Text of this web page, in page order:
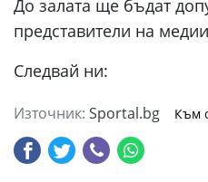
До залата ще бъдат
представители на
Следвай ни:
Източник: Sportal.bg Към